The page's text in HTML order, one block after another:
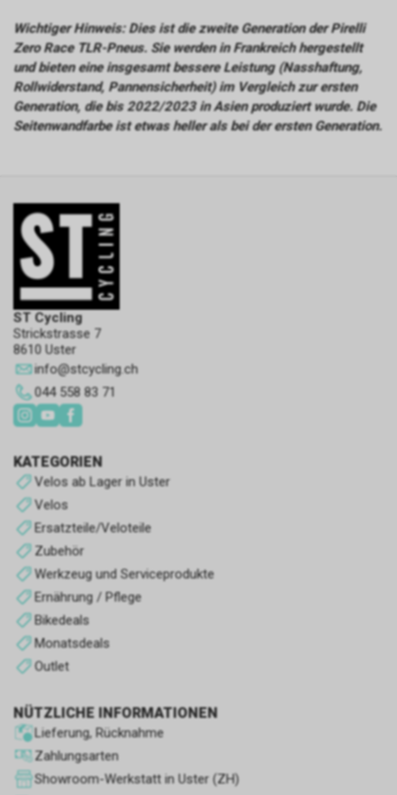
Wichtiger Hinweis: Dies ist die zweite Generation der Pirelli
Zero Race TLR-Pneus. Sie werden in Frankreich hergestellt
und bieten eine insgesamt bessere Leistung (Nasshaftung,
Rollwiderstand, Pannensicherheit) im Vergleich zur ersten
Generation, die bis 2022/2023 in Asien produziert wurde. Die
Seitenwandfarbe ist etwas heller als bei der ersten Generation.
ST Cycling
Strickstrasse 7
8610 Uster
info@stcycling.ch
044 558 83 71
KATEGORIEN
Velos ab Lager in Uster
Velos
Ersatzteile/Veloteile
Zubehör
Werkzeug und Serviceprodukte
Ernährung / Pflege
Bikedeals
Monatsdeals
Outlet
NÜTZLICHE INFORMATIONEN
Lieferung, Rücknahme
Zahlungsarten
Showroom-Werkstatt in Uster (ZH)
personenbezogene Daten des
Benutzers des Shops durch
einen Dritten sammeln, um
diese Werbeflächen zu
personalisieren.
Sie sammeln Informationen
über das Surferlebnis des
Benutzers im Geschäft,
normalerweise anonym, obwohl
sie manchmal auch eine
eindeutige und eindeutige